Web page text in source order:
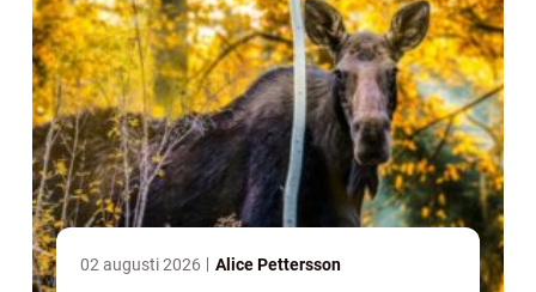
02 augusti 2026 Alice Pettersson